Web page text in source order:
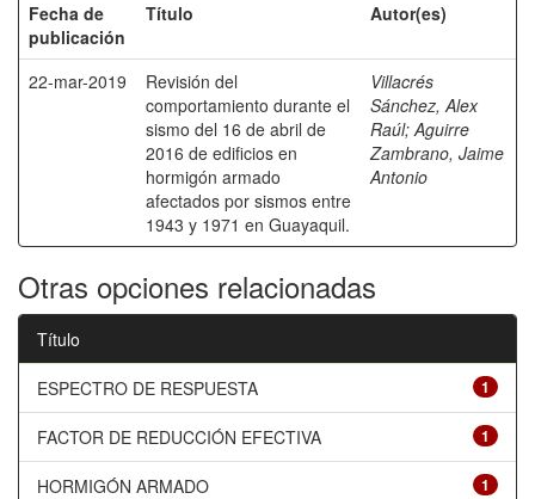
Fecha de
publicación
Título Autor(es)
22-mar-2019
Revisión del
comportamiento durante el
sismo del 16 de abril de
2016 de edificios en
hormigón armado
afectados por sismos entre
1943 y 1971 en Guayaquil.
Villacrés
Sánchez, Alex
Raúl;Aguirre
Zambrano, Jaime
Antonio
Otras opciones relacionadas
Título
1
ESPECTRO DE RESPUESTA
1
FACTOR DE REDUCCIÓN EFECTIVA
1
HORMIGÓN ARMADO